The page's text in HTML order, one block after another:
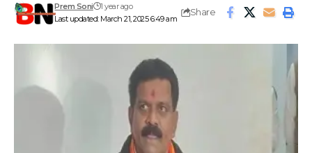
Last updated: March 21, 2025 6:49 am
Prem Soni 1 year ago
Share